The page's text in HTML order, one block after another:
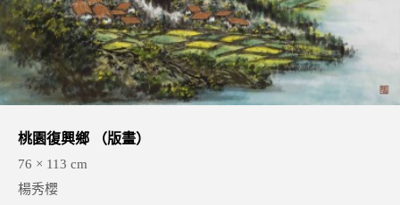
桃園復興鄉 （版畫）
76 × 113 cm
楊秀櫻